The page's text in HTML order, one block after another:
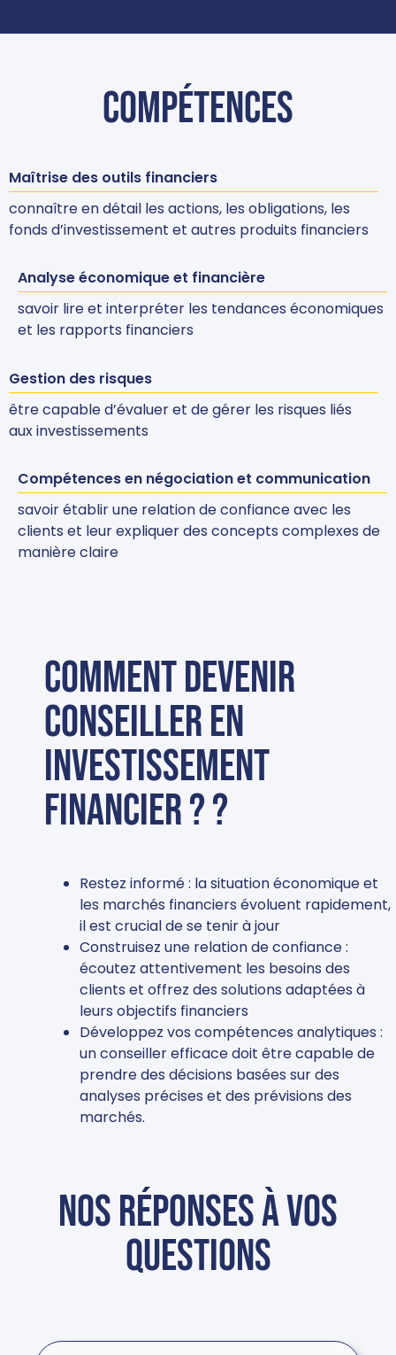
Compétences
Maîtrise des outils financiers
connaître en détail les actions, les obligations, les
fonds d’investissement et autres produits financiers
Analyse économique et financière
savoir lire et interpréter les tendances économiques
et les rapports financiers
Gestion des risques
être capable d’évaluer et de gérer les risques liés
aux investissements
Compétences en négociation et communication
savoir établir une relation de confiance avec les
clients et leur expliquer des concepts complexes de
manière claire
Comment devenir
conseiller en
investissement
financier ? ?
Restez informé : la situation économique et
les marchés financiers évoluent rapidement,
il est crucial de se tenir à jour
Construisez une relation de confiance :
écoutez attentivement les besoins des
clients et offrez des solutions adaptées à
leurs objectifs financiers
Développez vos compétences analytiques :
un conseiller efficace doit être capable de
prendre des décisions basées sur des
analyses précises et des prévisions des
marchés.
Nos réponses à vos
questions